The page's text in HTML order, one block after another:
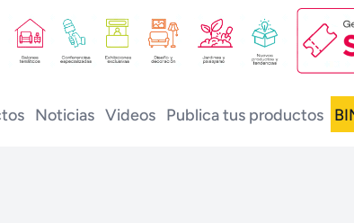
Noticias Videos Publica tus productos